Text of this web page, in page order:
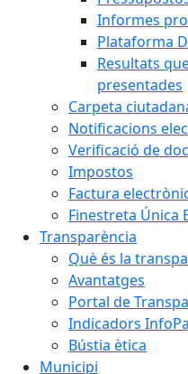
Informes
Plataforma
Resultats
presentades
Carpeta
Notificacions
Verificació de
Impostos
Factura
Finestreta Única
Transparència
Què és la
Avantatges
Portal de
Indicadors
Bústia ètica
Municipi